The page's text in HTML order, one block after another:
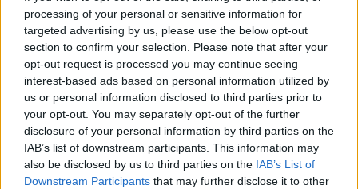
processing of your personal or sensitive information for
targeted advertising by us, please use the below opt-out
section to confirm your selection. Please note that after your
opt-out request is processed you may continue seeing
interest-based ads based on personal information utilized by
us or personal information disclosed to third parties prior to
your opt-out. You may separately opt-out of the further
disclosure of your personal information by third parties on the
IAB’s list of downstream participants. This information may
also be disclosed by us to third parties on the IAB’s List of
Downstream Participants that may further disclose it to other
Scoperte carcasse di moto e motori in container
destinati al Senegal